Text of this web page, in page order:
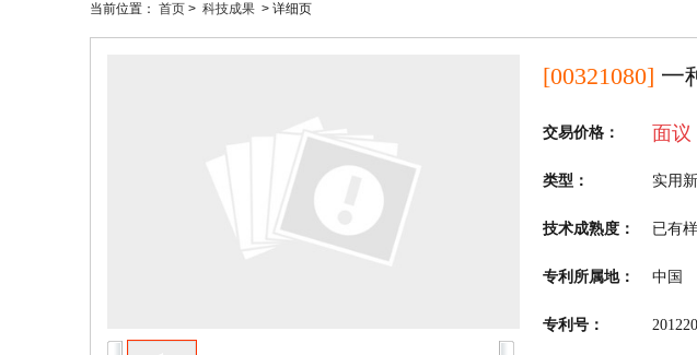
当前位置： 首页 > 科技成果 > 详细页
[00321080] 一
交易价格： 面议
类型： 实用
技术成熟度： 已有
专利所属地： 中国
专利号：